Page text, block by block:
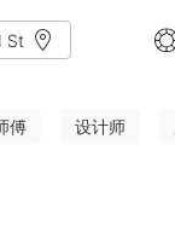
傅 设计师